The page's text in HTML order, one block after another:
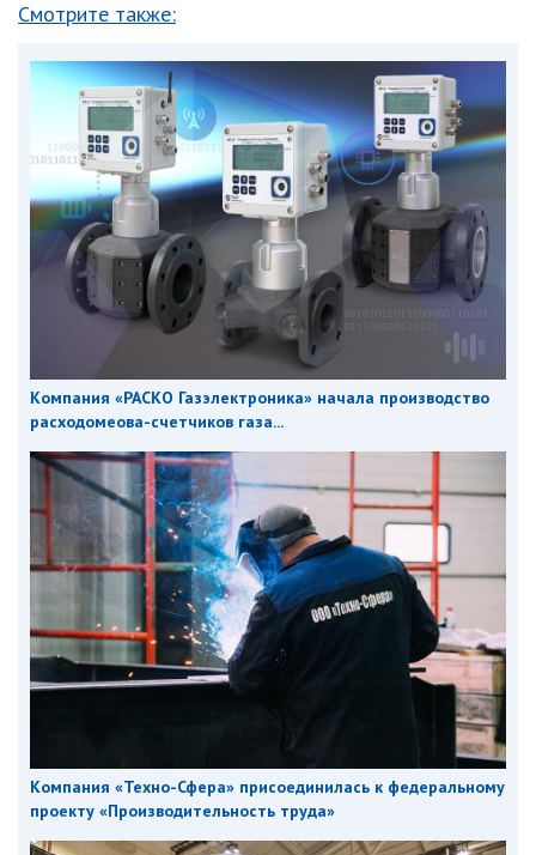
Смотрите также:
Компания «РАСКО Газэлектроника» начала производство
расходомеова-счетчиков газа...
Компания «Техно-Сфера» присоединилась к федеральному
проекту «Производительность труда»